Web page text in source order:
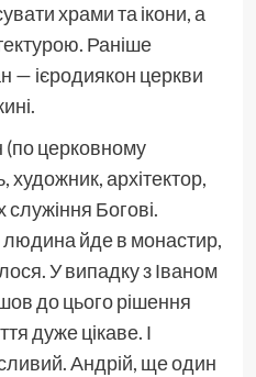
храми та ікони, а
Раніше
— ієродиякон церкви
(по церковному
художник, архітектор,
Богові.
йде в монастир,
У випадку з Іваном
до цього рішення
дуже цікаве. І
Андрій, ще один